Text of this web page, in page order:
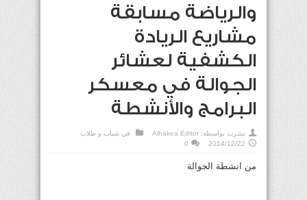
والرياضة مسابقة
مشاريع الريادة
الكشفية لعشائر
الجوالة في معسكر
البرامج والأنشطة
نشرت بواسطة: Alhakea Editor في شباب و طلاب
2014/12/22
0
من انشطة الجوالة